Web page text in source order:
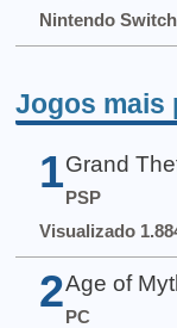
Nintendo
Jogos mais
1 Grand
PSP
Visualizado
2 Age of
PC